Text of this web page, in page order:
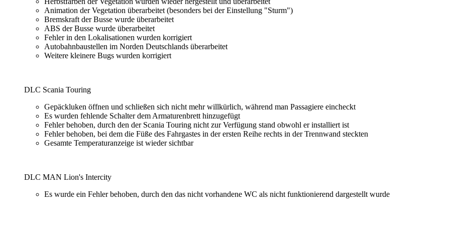
Animation der Vegetation überarbeitet (besonders bei der Einstellung "Sturm")
Bremskraft der Busse wurde überarbeitet
ABS der Busse wurde überarbeitet
Fehler in den Lokalisationen wurden korrigiert
Autobahnbaustellen im Norden Deutschlands überarbeitet
Weitere kleinere Bugs wurden korrigiert
DLC Scania Touring
Gepäckluken öffnen und schließen sich nicht mehr willkürlich, während man Passagiere eincheckt
Es wurden fehlende Schalter dem Armaturenbrett hinzugefügt
Fehler behoben, durch den der Scania Touring nicht zur Verfügung stand obwohl er installiert ist
Fehler behoben, bei dem die Füße des Fahrgastes in der ersten Reihe rechts in der Trennwand steckten
Gesamte Temperaturanzeige ist wieder sichtbar
DLC MAN Lion's Intercity
Es wurde ein Fehler behoben, durch den das nicht vorhandene WC als nicht funktionierend dargestellt wurde